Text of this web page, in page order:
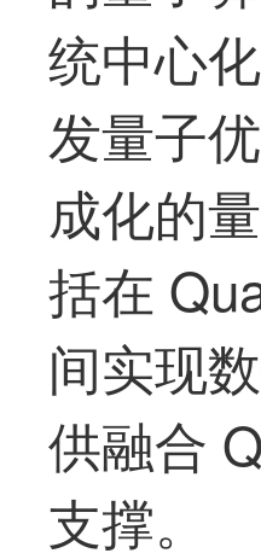
统中心
发量子
成化的
括在
间实现
供融合
支撑。